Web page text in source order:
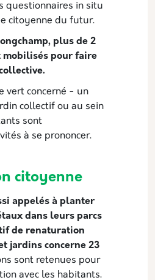
questionnaires in situ
citoyenne du futur.
plus de 2
mobilisés pour faire
vert concerné - un
collectif ou au sein
sont
à se prononcer.
citoyenne
appelés à planter
dans leurs parcs
de renaturation
jardins concerne 23
sont retenues pour
avec les habitants.